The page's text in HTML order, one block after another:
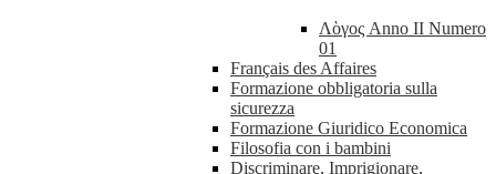
Λὸγος Anno II Numero
01
Français des Affaires
Formazione obbligatoria sulla
sicurezza
Formazione Giuridico Economica
Filosofia con i bambini
Discriminare, Imprigionare,